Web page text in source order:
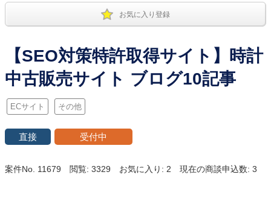
お気に入り登録
【SEO対策特許取得サイト】時計
中古販売サイト ブログ10記事
ECサイト その他
直接 受付中
案件No. 11679 閲覧: 3329 お気に入り: 2 現在の商談申込数: 3